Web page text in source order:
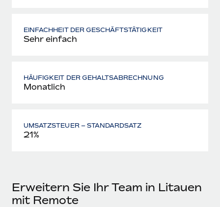
EINFACHHEIT DER GESCHÄFTSTÄTIGKEIT
Sehr einfach
HÄUFIGKEIT DER GEHALTSABRECHNUNG
Monatlich
UMSATZSTEUER – STANDARDSATZ
21%
Erweitern Sie Ihr Team in Litauen
mit Remote